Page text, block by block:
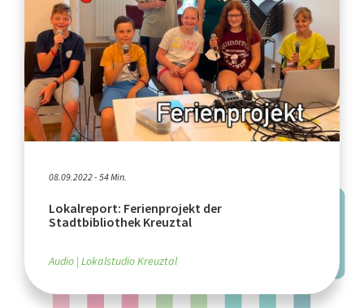
08.09.2022 - 54 Min.
Lokalreport: Ferienprojekt der
Stadtbibliothek Kreuztal
Audio Lokalstudio Kreuztal